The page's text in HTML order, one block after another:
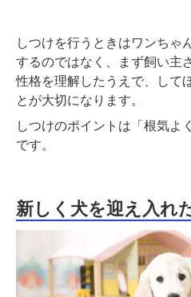
しつけを行うときはワンちゃ
するのではなく、まず飼い主
性格を理解したうえで、して
とが大切になります。
しつけのポイントは「根気よ
です。
新しく犬を迎え入れ